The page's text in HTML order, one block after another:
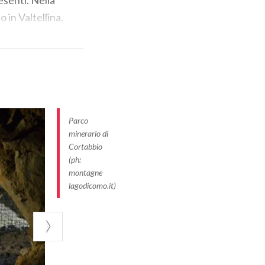
in Valtellina.
dimessoe
affidatevi a
cuore della
Parco
minerario di
Cortabbio
(ph:
montagne
lagodicomo.it)